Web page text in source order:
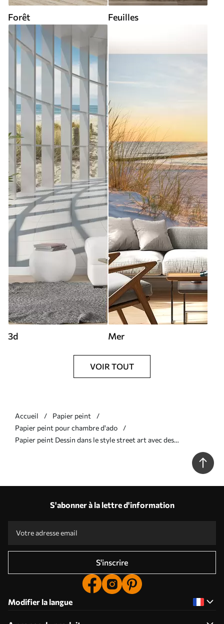
Forêt Feuilles
3d Mer
VOIR TOUT
Accueil
Papier peint
Papier peint pour chambre d'ado
Papier peint Dessin dans le style street art avec des
inscriptions de couleur jaune sur le fond d'un mur en béton
S'abonner à la lettre d'information
S'inscrire
Modifier la langue